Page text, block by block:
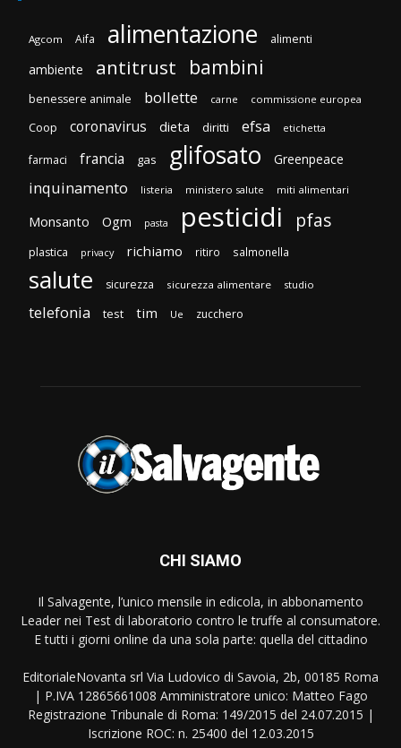
Agcom Aifa alimentazione alimenti
ambiente antitrust bambini
benessere animale bollette carne commissione europea
Coop coronavirus dieta diritti efsa etichetta
farmaci francia gas glifosato Greenpeace
inquinamento listeria ministero salute miti alimentari
Monsanto Ogm pasta pesticidi pfas
plastica privacy richiamo ritiro salmonella
salute sicurezza sicurezza alimentare studio
telefonia test tim Ue zucchero
CHI SIAMO
Il Salvagente, l’unico mensile in edicola, in abbonamento
Leader nei Test di laboratorio contro le truffe al consumatore.
E tutti i giorni online da una sola parte: quella del cittadino
EditorialeNovanta srl Via Ludovico di Savoia, 2b, 00185 Roma
| P.IVA 12865661008 Amministratore unico: Matteo Fago
Registrazione Tribunale di Roma: 149/2015 del 24.07.2015 |
Iscrizione ROC: n. 25400 del 12.03.2015